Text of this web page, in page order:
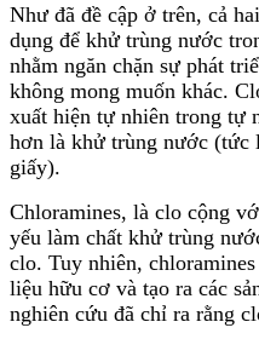
Như đã đề cập ở trên, cả
dụng để khử trùng nước
nhằm ngăn chặn sự phát
không mong muốn khác.
xuất hiện tự nhiên trong tự
hơn là khử trùng nước (tức
giấy).
Chloramines, là clo cộng
yếu làm chất khử trùng
clo. Tuy nhiên,
liệu hữu cơ và tạo ra các
nghiên cứu đã chỉ ra rằng